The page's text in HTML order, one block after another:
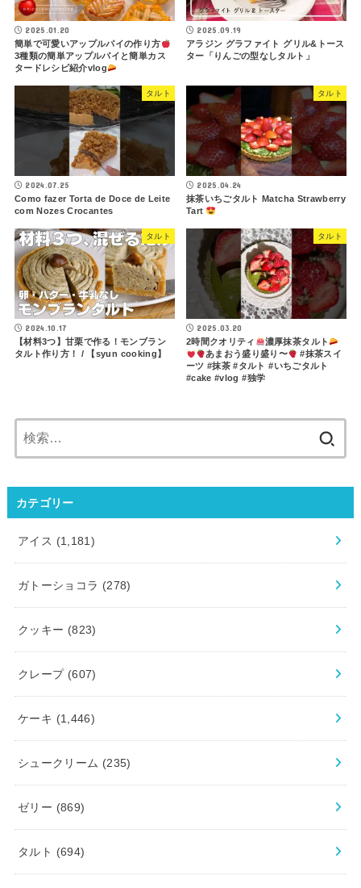
2025.01.20
簡単で可愛いアップルパイの作り方
3種類の簡単アップルパイと簡単カス
タードレシピ紹介vlog
2025.09.19
アラジン グラファイト グリル&トース
ター「りんごの型なしタルト」
タルト
2024.07.25
Como fazer Torta de Doce de Leite
com Nozes Crocantes
タルト
2025.04.24
抹茶いちごタルト Matcha Strawberry
Tart
タルト
2024.10.17
【材料3つ】甘栗で作る！モンブラン
タルト作り方！ / 【syun cooking】
タルト
2025.03.20
2時間クオリティ
濃厚抹茶タルト
あまおう盛り盛り〜
#抹茶スイ
ーツ #抹茶 #タルト #いちごタルト
#cake #vlog #独学
カテゴリー
アイス (1,181)
ガトーショコラ (278)
クッキー (823)
クレープ (607)
ケーキ (1,446)
シュークリーム (235)
ゼリー (869)
タルト (694)